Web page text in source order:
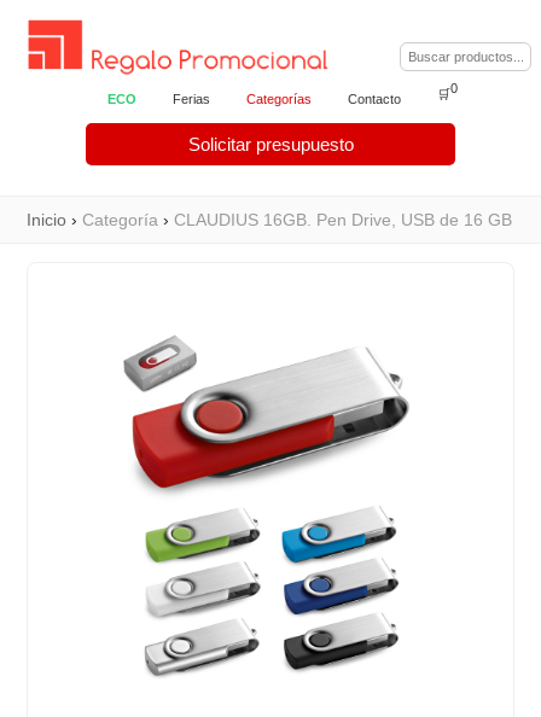
ECO Ferias Categorías Contacto
Solicitar presupuesto
🛒0
Inicio ›Categoría ›CLAUDIUS 16GB. Pen Drive, USB de 16 GB